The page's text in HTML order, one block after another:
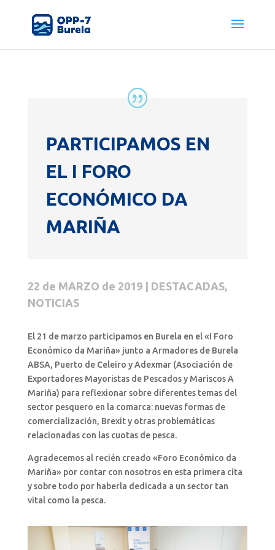
PARTICIPAMOS EN
EL I FORO
ECONÓMICO DA
MARIÑA
22 de MARZO de 2019 | DESTACADAS,
NOTICIAS
El 21 de marzo participamos en Burela en el «I Foro
Económico da Mariña» junto a Armadores de Burela
ABSA, Puerto de Celeiro y Adexmar (Asociación de
Exportadores Mayoristas de Pescados y Mariscos A
Mariña) para reflexionar sobre diferentes temas del
sector pesquero en la comarca: nuevas formas de
comercialización, Brexit y otras problemáticas
relacionadas con las cuotas de pesca.
Agradecemos al recién creado «Foro Económico da
Mariña» por contar con nosotros en esta primera cita
y sobre todo por haberla dedicada a un sector tan
vital como la pesca.